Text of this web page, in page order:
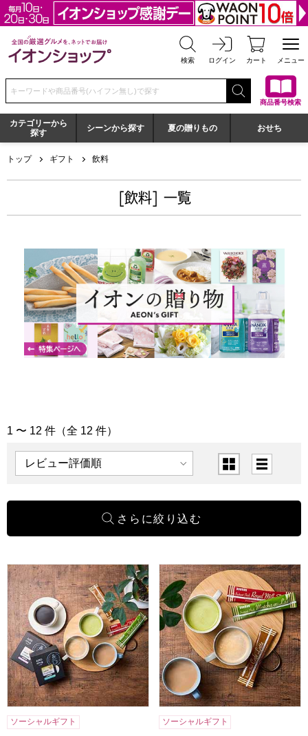
全国の厳選グルメを、ネットでお届け イオンショップ
検索 ログイン カート メニュー
検索キーワードまたは商品番号を入力してください
商品番号検索
カテゴリーから
探す
シーンから探す 夏の贈りもの おせち
トップ ギフト 飲料
[飲料] 一覧
「飲料」の商品一覧
1 〜 12 件（全 12 件）
表示順 表示切替
ドトールコーヒー ドリップ＆インスタントミックスセット
ソーシャルギフト
ドトールコーヒー インスタ
ソーシャルギフト